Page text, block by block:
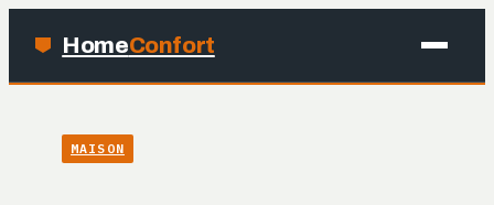
HomeConfort
MAISON